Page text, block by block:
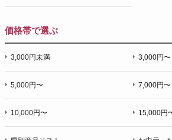
価格帯で選ぶ
3,000円未満 3,000円〜
5,000円〜 7,000円〜
10,000円〜 15,000円